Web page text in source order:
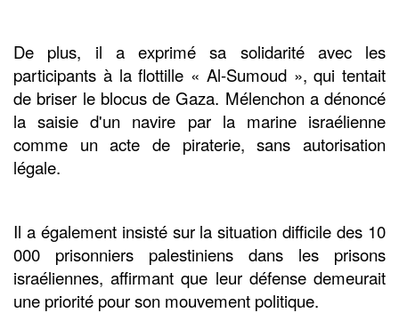
De plus, il a exprimé sa solidarité avec les
participants à la flottille « Al-Sumoud », qui tentait
de briser le blocus de Gaza. Mélenchon a dénoncé
la saisie d'un navire par la marine israélienne
comme un acte de piraterie, sans autorisation
légale.
Il a également insisté sur la situation difficile des 10
000 prisonniers palestiniens dans les prisons
israéliennes, affirmant que leur défense demeurait
une priorité pour son mouvement politique.